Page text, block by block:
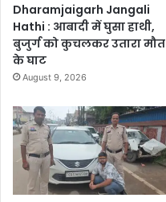
Dharamjaigarh Jangali
Hathi : आबादी में घुसा हाथी,
बुजुर्ग को कुचलकर उतारा मौत
के घाट
August 9, 2026